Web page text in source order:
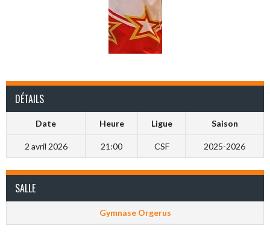
DÉTAILS
Date Heure Ligue Saison
2 avril 2026 21:00 CSF 2025-2026
SALLE
Gymnase Orgerus